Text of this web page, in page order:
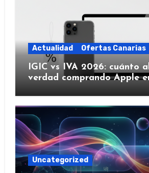
Actualidad Ofertas Canarias
IGIC vs IVA 2026: cuánto
verdad comprando Apple
Uncategorized